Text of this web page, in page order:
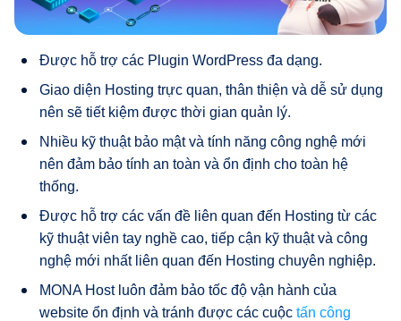
Được hỗ trợ các Plugin WordPress đa dạng.
Giao diện Hosting trực quan, thân thiện và dễ sử dụng
nên sẽ tiết kiệm được thời gian quản lý.
Nhiều kỹ thuật bảo mật và tính năng công nghệ mới
nên đảm bảo tính an toàn và ổn định cho toàn hệ
thống.
Được hỗ trợ các vấn đề liên quan đến Hosting từ các
kỹ thuật viên tay nghề cao, tiếp cận kỹ thuật và công
nghệ mới nhất liên quan đến Hosting chuyên nghiệp.
MONA Host luôn đảm bảo tốc độ vận hành của
website ổn định và tránh được các cuộc tấn công